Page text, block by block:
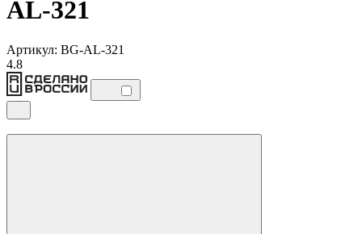
AL-321
Артикул: BG-AL-321
4.8